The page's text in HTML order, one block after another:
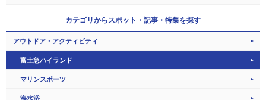
カテゴリからスポット・記事・特集を探す
アウトドア・アクティビティ
富士急ハイランド
マリンスポーツ
海水浴